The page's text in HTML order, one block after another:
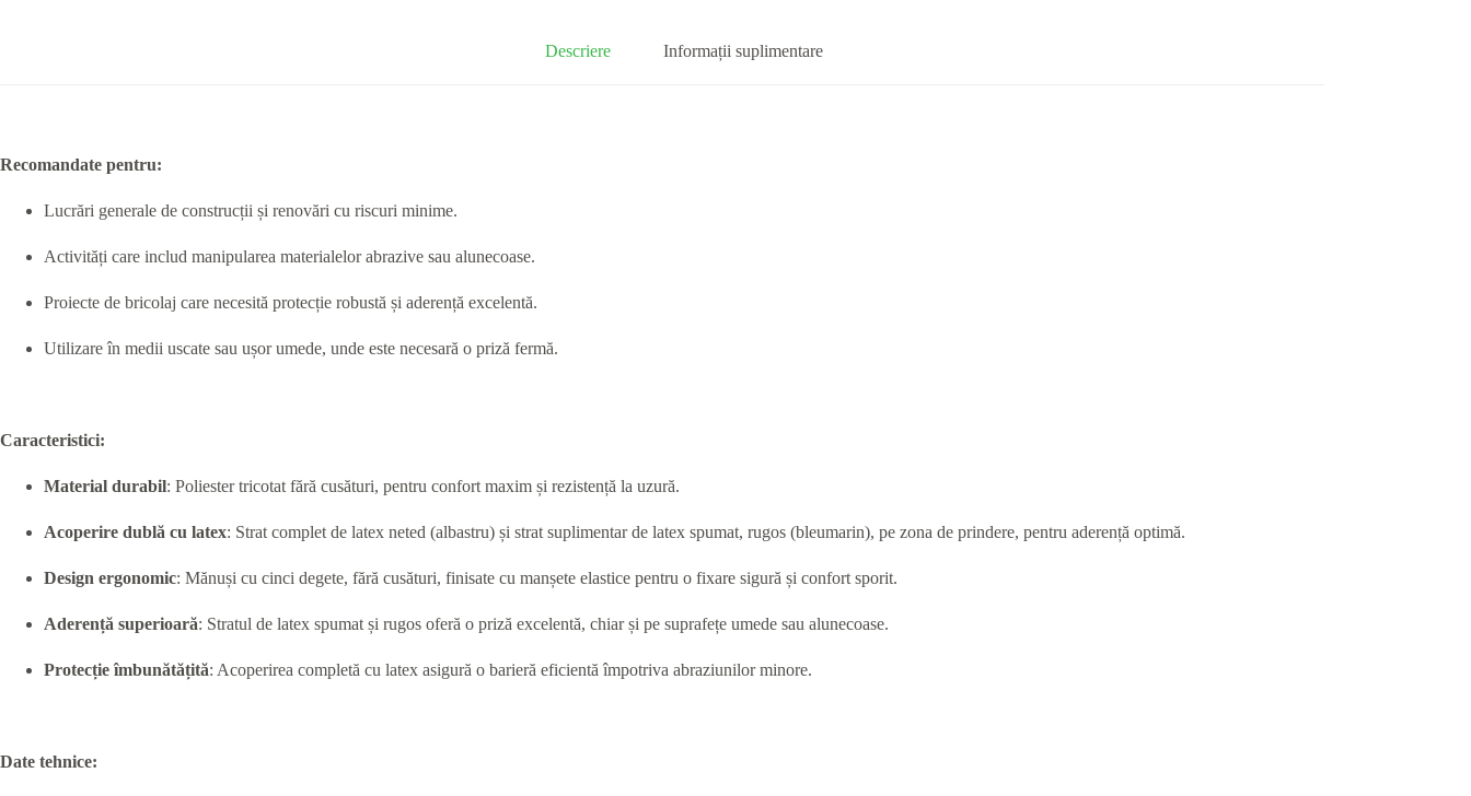
Descriere Informații suplimentare
Recomandate pentru:
Lucrări generale de construcții și renovări cu riscuri minime.
Activități care includ manipularea materialelor abrazive sau alunecoase.
Proiecte de bricolaj care necesită protecție robustă și aderență excelentă.
Utilizare în medii uscate sau ușor umede, unde este necesară o priză fermă.
Caracteristici:
Material durabil: Poliester tricotat fără cusături, pentru confort maxim și rezistență la uzură.
Acoperire dublă cu latex: Strat complet de latex neted (albastru) și strat suplimentar de latex spumat, rugos (bleumarin), pe zona de prindere, pentru aderență optimă.
Design ergonomic: Mănuși cu cinci degete, fără cusături, finisate cu manșete elastice pentru o fixare sigură și confort sporit.
Aderență superioară: Stratul de latex spumat și rugos oferă o priză excelentă, chiar și pe suprafețe umede sau alunecoase.
Protecție îmbunătățită: Acoperirea completă cu latex asigură o barieră eficientă împotriva abraziunilor minore.
Date tehnice: